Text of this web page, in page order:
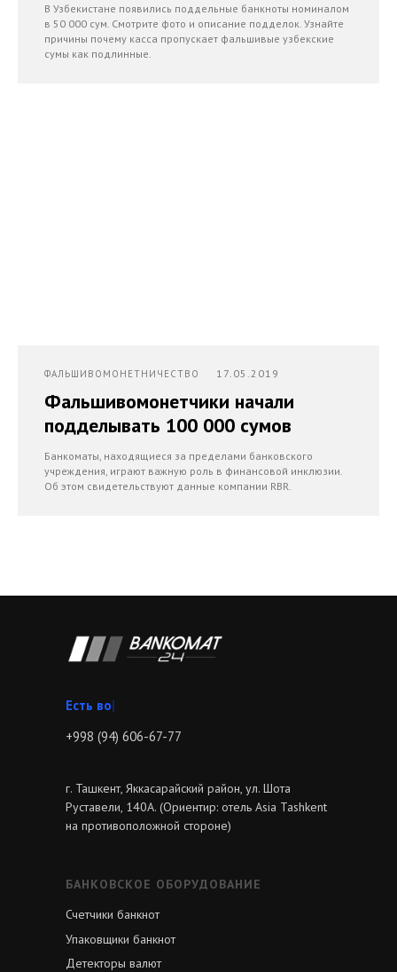
В Узбекистане появились поддельные банкноты номиналом
в 50 000 сум. Смотрите фото и описание подделок. Узнайте
причины почему касса пропускает фальшивые узбекские
сумы как подлинные.
ФАЛЬШИВОМОНЕТНИЧЕСТВО 17.05.2019
Фальшивомонетчики начали
подделывать 100 000 сумов
Банкоматы, находящиеся за пределами банковского
учреждения, играют важную роль в финансовой инклюзии.
Об этом свидетельствуют данные компании RBR.
БАНКОВСКОЕ ОБОРУДОВАНИЕ
Счетчики банкнот
г. Ташкент, Яккасарайский район, ул. Шота
Руставели, 140А. (Ориентир: отель Asia Tashkent
на противоположной стороне)
Зво|
+998 (94) 606-67-77
Детекторы валют
Упаковщики банкнот